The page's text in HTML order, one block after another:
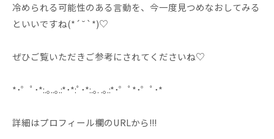
冷められる可能性のある言動を、今一度見つめなおしてみる
といいですね(*´˘`*)♡
ぜひご覧いただきご参考にされてくださいね♡
*･゜ﾟ･*:.｡..｡.:*･*:ﾟ･*:.｡. .｡.:*･゜ﾟ*･゜ﾟ･*
詳細はプロフィール欄のURLから!!!